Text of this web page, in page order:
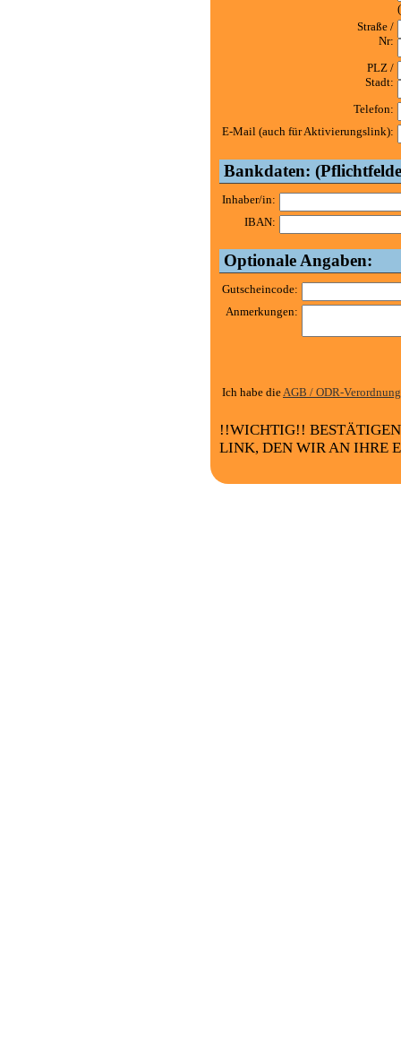
Straße /
Nr:
PLZ /
Stadt:
Telefon:
E-Mail (auch für Aktivierungslink):
Bankdaten:
Inhaber/in:
IBAN:
Optionale Angaben:
Gutscheincode:
Anmerkungen:
Ich habe dieAGB / ODR-Verordnung
!!WICHTIG!!
LINK, DEN WIR AN IHRE